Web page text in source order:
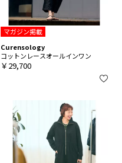
マガジン掲載
Curensology
コットンレースオールインワン
￥29,700